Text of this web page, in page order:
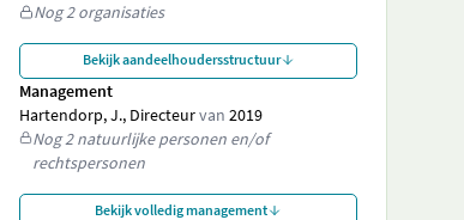
Nog 2 organisaties
Bekijk aandeelhoudersstructuur
Management
Hartendorp, J., Directeurvan 2019
Nog 2 natuurlijke personen en/of
rechtspersonen
Bekijk volledig management